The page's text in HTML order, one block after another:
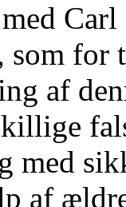
som for
af
med
af